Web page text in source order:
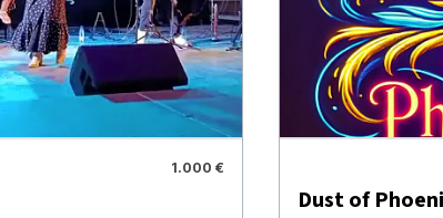
1.000 €
Dust of